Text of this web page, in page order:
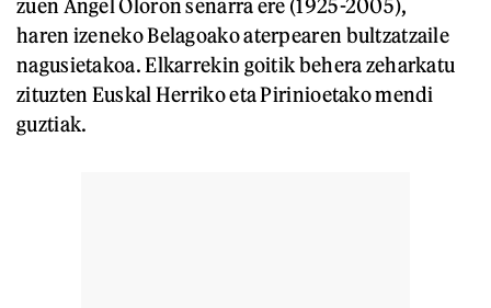
zuen Angel Oloron senarra ere (1925-2005),
haren izeneko Belagoako aterpearen bultzatzaile
nagusietakoa. Elkarrekin goitik behera zeharkatu
zituzten Euskal Herriko eta Pirinioetako mendi
guztiak.